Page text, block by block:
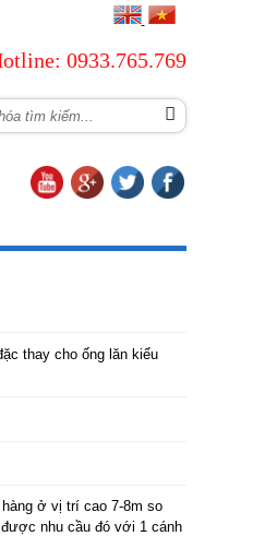
0933.765.769
thay cho ống lăn kiểu
ở vị trí cao 7-8m so
nhu cầu đó với 1 cánh